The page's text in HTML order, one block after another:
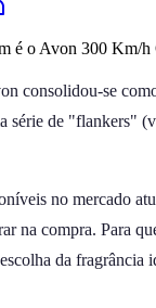
é o Avon 300 Km/h
consolidou-se
série de "flankers"
no mercado
na compra. Para
da fragrância